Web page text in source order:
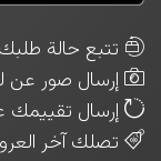
تتبع حالة
إرسال صور عن
إرسال تقييمك
تصلك آخر